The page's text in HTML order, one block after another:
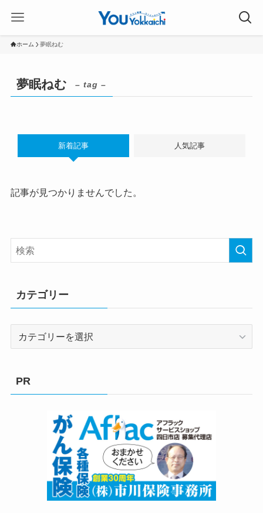
ホーム 夢眠ねむ
夢眠ねむ – tag –
新着記事 人気記事
記事が見つかりませんでした。
カテゴリー
PR